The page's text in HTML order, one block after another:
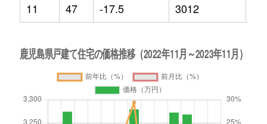
11
47 -17.5 3012